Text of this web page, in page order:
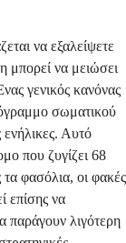
να εξαλείψετε
μπορεί να μειώσει
γενικός κανόνας
σωματικού
ενήλικες. Αυτό
που ζυγίζει 68
φασόλια, οι φακές
επίσης να
παράγουν λιγότερη